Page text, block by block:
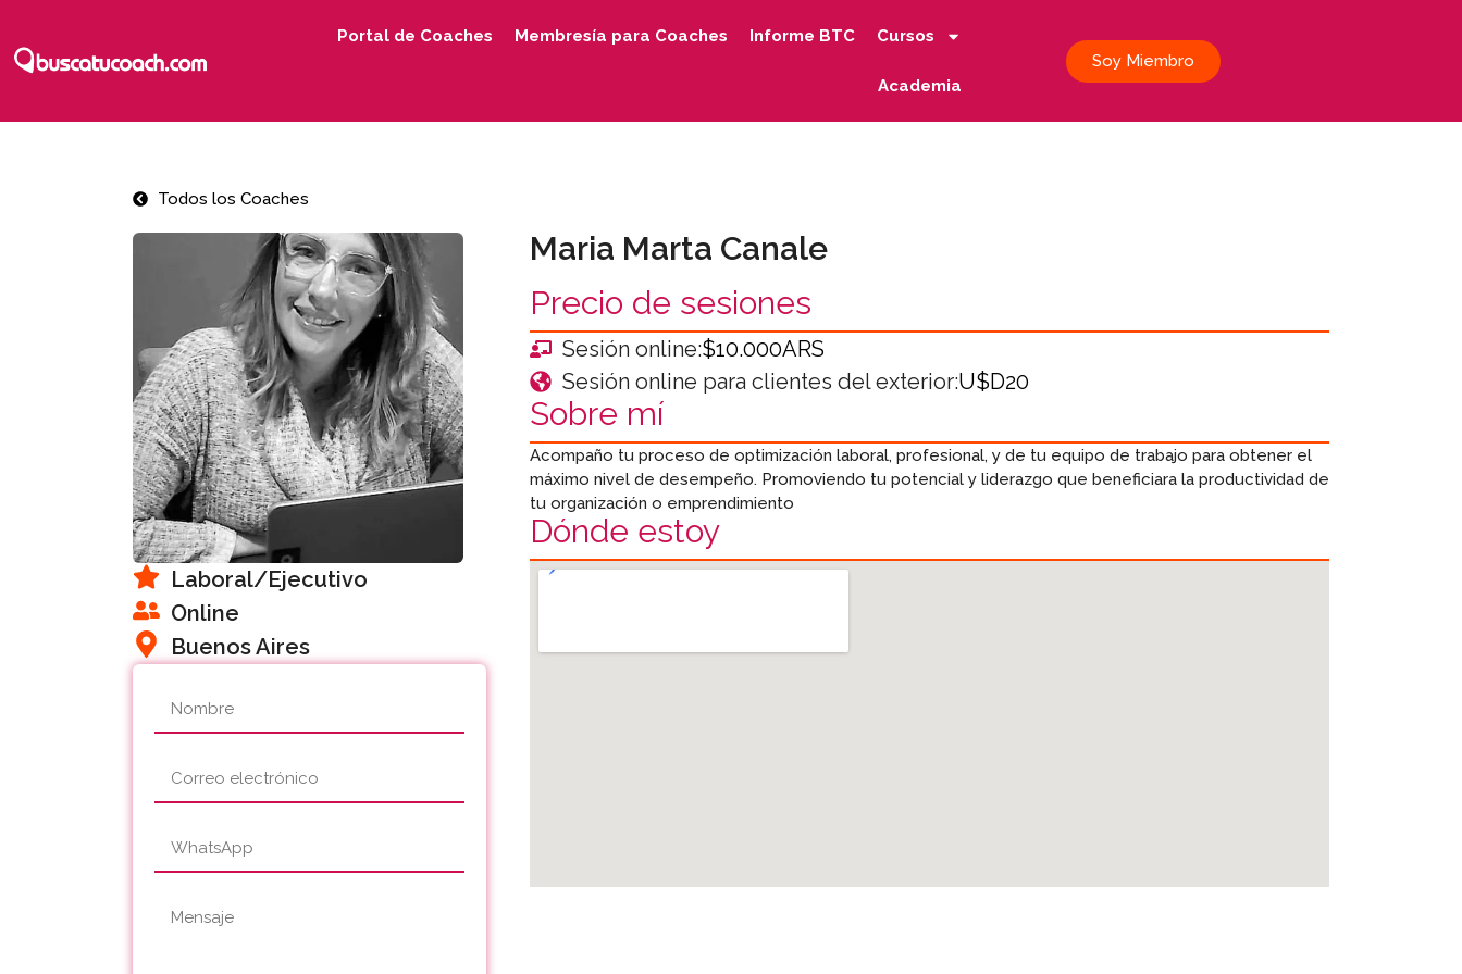
Portal de Coaches Membresía para Coaches Informe BTC Cursos
Academia
Soy Miembro
Todos los Coaches
Laboral/Ejecutivo
Online
Buenos Aires
Maria Marta Canale
Precio de sesiones
Sesión online:$10.000ARS
Sesión online para clientes del exterior:U$D20
Sobre mí
Acompaño tu proceso de optimización laboral, profesional, y de tu equipo de trabajo para obtener el
máximo nivel de desempeño. Promoviendo tu potencial y liderazgo que beneficiara la productividad de
tu organización o emprendimiento
Dónde estoy